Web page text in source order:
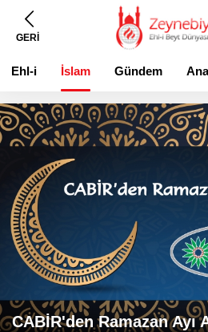
GERİ
Ehl-i
Beyt
İslam Gündem
CABİR'den Ramazan Ayı